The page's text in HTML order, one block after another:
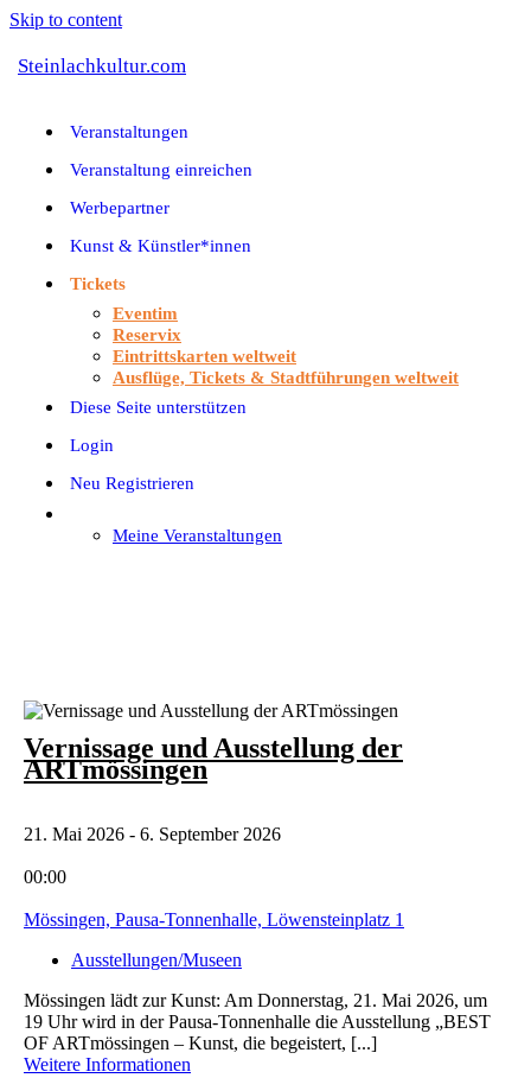
Skip to content
Steinlachkultur.com
Veranstaltungen
Veranstaltung einreichen
Werbepartner
Kunst & Künstler*innen
Tickets
Eventim
Reservix
Eintrittskarten weltweit
Ausflüge, Tickets & Stadtführungen weltweit
Diese Seite unterstützen
Login
Neu Registrieren
Meine Veranstaltungen
Vernissage und Ausstellung der
ARTmössingen
21. Mai 2026 - 6. September 2026
00:00
Mössingen, Pausa-Tonnenhalle, Löwensteinplatz 1
Ausstellungen/Museen
Mössingen lädt zur Kunst: Am Donnerstag, 21. Mai 2026, um
19 Uhr wird in der Pausa-Tonnenhalle die Ausstellung „BEST
OF ARTmössingen – Kunst, die begeistert, [...]
Weitere Informationen